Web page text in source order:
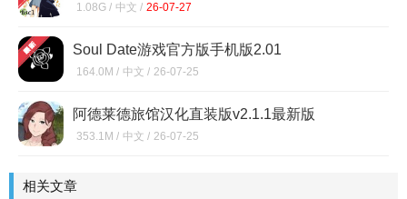
1.08G / 中文 / 26-07-27
Soul Date游戏官方版手机版2.01
164.0M / 中文 / 26-07-25
阿德莱德旅馆汉化直装版v2.1.1最新版
353.1M / 中文 / 26-07-25
相关文章